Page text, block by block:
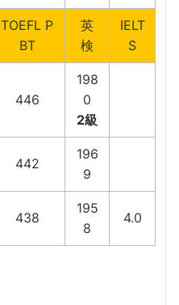
TOEFL P
BT
英
検
IELT
S
446
198
0
2級
442
196
9
438
195
8
4.0